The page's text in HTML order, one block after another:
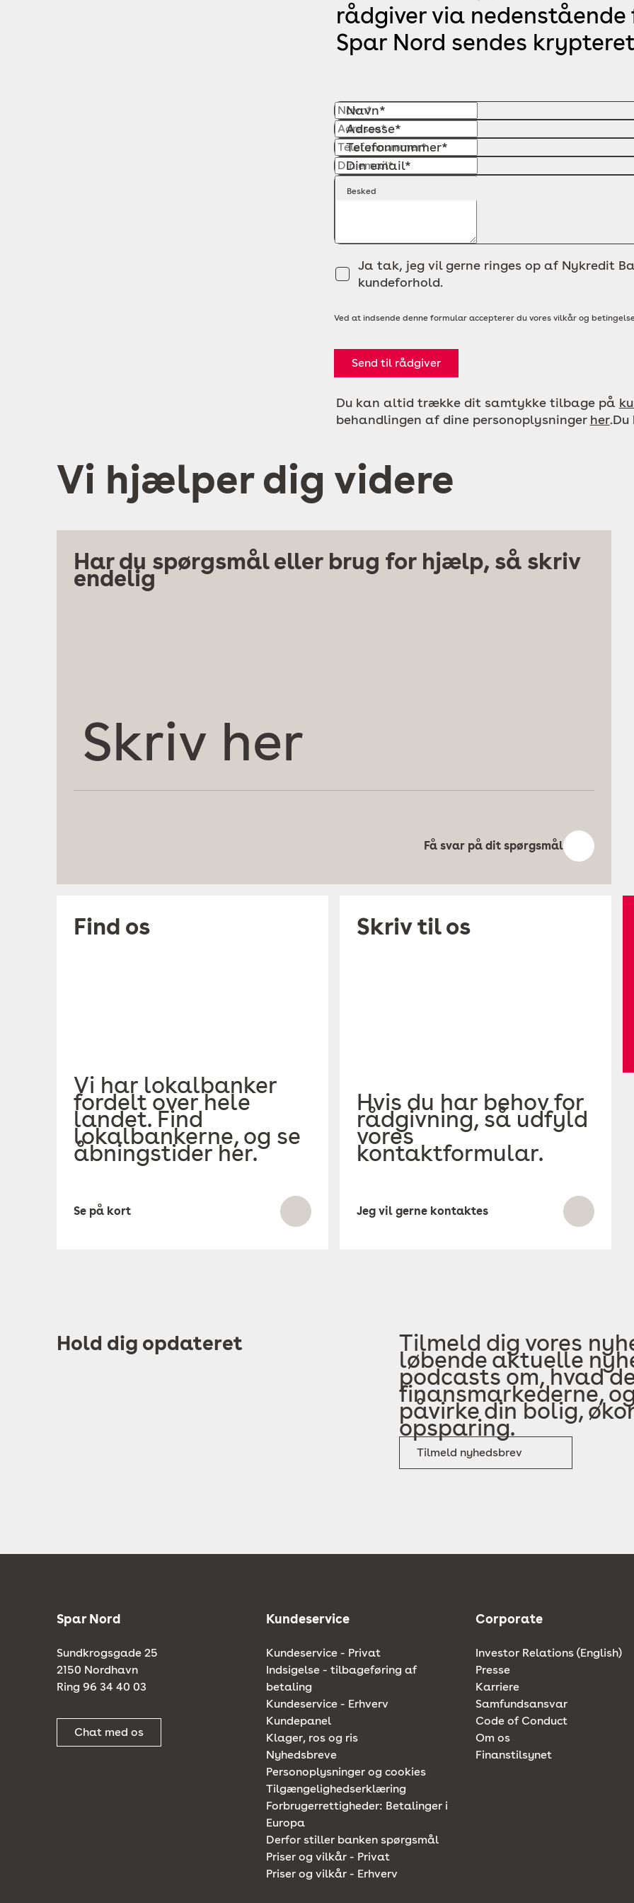
rådgiver via
Spar Nord sendes
Navn*
Adresse*
Telefonnummer*
Din email*
Besked
Ja tak, jeg vil gerne ringes op af Nykredit
kundeforhold.
Ved at indsende denne formular accepterer du vores vilkår og
Send til rådgiver
Du kan altid trække dit samtykke tilbage på
behandlingen af dine personoplysninger her
Vi hjælper dig videre
Har du spørgsmål eller brug for hjælp, så skriv
endelig
Få svar på dit spørgsmål
Find os
Vi har lokalbanker
fordelt over hele
landet. Find
lokalbankerne, og se
åbningstider her.
Se på kort
Skriv til os
Hvis du har behov for
rådgivning, så udfyld
vores
kontaktformular.
Jeg vil gerne kontaktes
Hold dig opdateret Tilmeld dig vores
løbende aktuelle
podcasts om, hvad
finansmarkederne,
påvirke din bolig,
opsparing.
Tilmeld nyhedsbrev
Spar Nord
Sundkrogsgade 25
2150 Nordhavn
Ring 96 34 40 03
Chat med os
Kundeservice
Kundeservice - Privat
Indsigelse - tilbageføring af
betaling
Kundeservice - Erhverv
Kundepanel
Klager, ros og ris
Nyhedsbreve
Personoplysninger og cookies
Tilgængelighedserklæring
Forbrugerrettigheder: Betalinger i
Europa
Derfor stiller banken spørgsmål
Priser og vilkår - Privat
Priser og vilkår - Erhverv
Corporate
Investor Relations (English)
Presse
Karriere
Samfundsansvar
Code of Conduct
Om os
Finanstilsynet